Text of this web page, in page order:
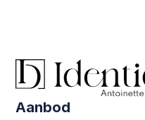
Aanbod